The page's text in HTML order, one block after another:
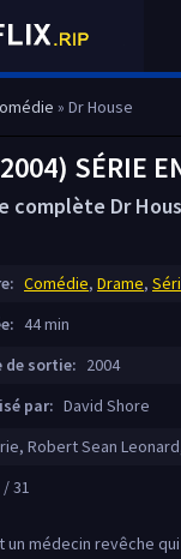
» Dr House
SÉRIE
complète Dr
Comédie, Drame,
44 min
de sortie: 2004
par: David Shore
Robert Sean
31
un médecin revêche